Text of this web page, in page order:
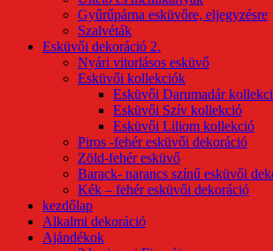
Gyűrűpárna esküvőre, eljegyzésre
Szalvéták
Esküvői dekoráció 2.
Nyári vitorlásos esküvő
Esküvői kollekciók
Esküvői Darumadár
Esküvői Szív kollekció
Esküvői Liliom kollekció
Piros -fehér esküvői dekoráció
Zöld-fehér esküvő
Barack- narancs színű esküvői
Kék – fehér esküvői dekoráció
kezdőlap
Alkalmi dekoráció
Ajándékok